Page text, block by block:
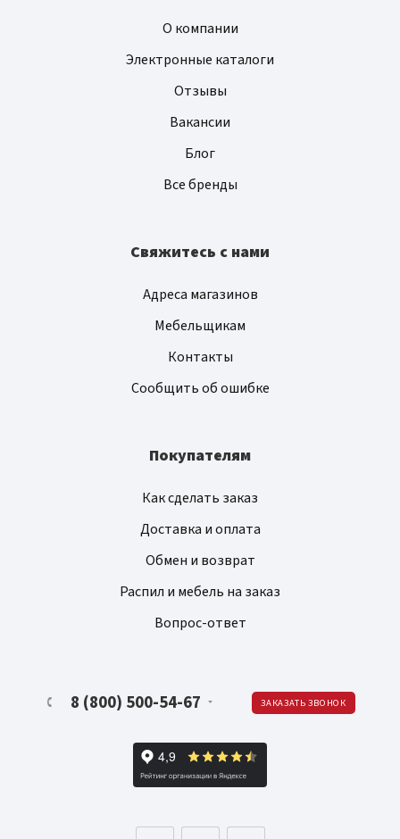
О компании
Электронные каталоги
Отзывы
Вакансии
Блог
Все бренды
Свяжитесь с нами
Адреса магазинов
Мебельщикам
Контакты
Сообщить об ошибке
Покупателям
Как сделать заказ
Доставка и оплата
Обмен и возврат
Распил и мебель на заказ
Вопрос-ответ
8 (800) 500-54-67 ЗАКАЗАТЬ ЗВОНОК